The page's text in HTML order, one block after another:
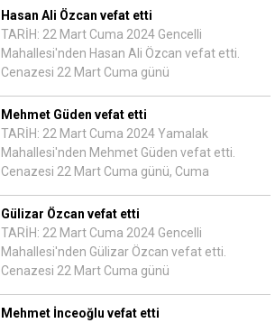
Hasan Ali Özcan vefat etti
TARİH: 22 Mart Cuma 2024 Gencelli
Mahallesi'nden Hasan Ali Özcan vefat etti.
Cenazesi 22 Mart Cuma günü
Mehmet Güden vefat etti
TARİH: 22 Mart Cuma 2024 Yamalak
Mahallesi'nden Mehmet Güden vefat etti.
Cenazesi 22 Mart Cuma günü, Cuma
Gülizar Özcan vefat etti
TARİH: 22 Mart Cuma 2024 Gencelli
Mahallesi'nden Gülizar Özcan vefat etti.
Cenazesi 22 Mart Cuma günü
Mehmet İnceoğlu vefat etti